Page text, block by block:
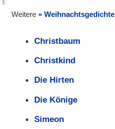
Weitere Weihnachtsgedichte
Christbaum
Christkind
Die Hirten
Die Könige
Simeon